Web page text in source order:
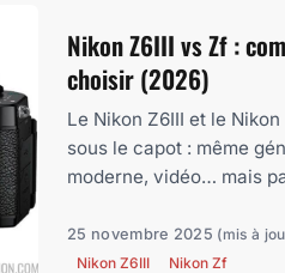
Nikon Z6III vs Zf :
choisir (2026)
Le Nikon Z6III et le
sous le capot : même
moderne, vidéo… mais
25 novembre 2025 (mis à
Nikon Z6III
Nikon Zf